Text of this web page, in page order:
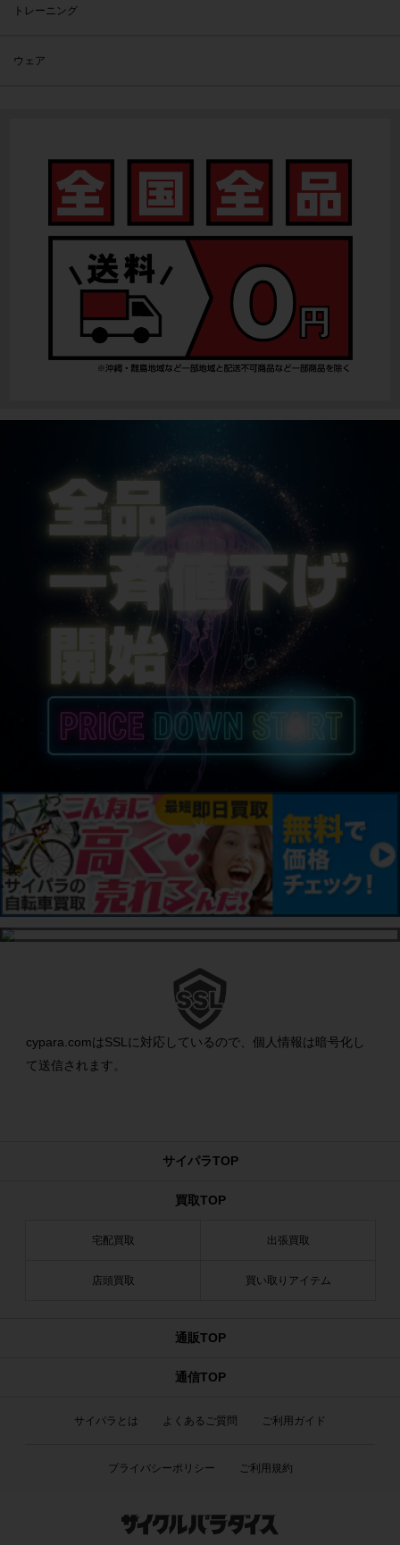
トレーニング
ウェア
cypara.comはSSLに対応しているので、個人情報は暗号化し
て送信されます。
サイパラTOP
買取TOP
宅配買取 出張買取
店頭買取 買い取りアイテム
通販TOP
通信TOP
サイパラとは よくあるご質問 ご利用ガイド
プライバシーポリシー ご利用規約